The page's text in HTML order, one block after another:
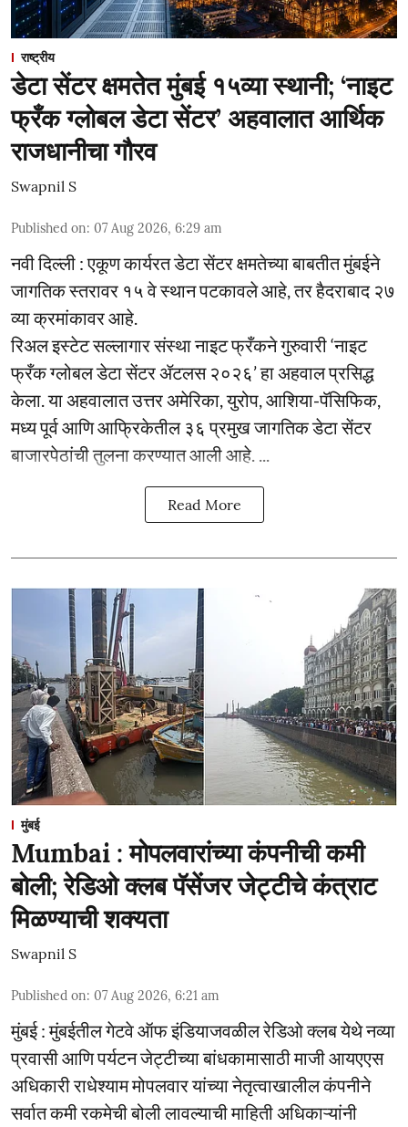
राष्ट्रीय
डेटा सेंटर क्षमतेत मुंबई १५व्या स्थानी; ‘नाइट
फ्रँक ग्लोबल डेटा सेंटर’ अहवालात आर्थिक
राजधानीचा गौरव
Swapnil S
Published on: 07 Aug 2026, 6:29 am
नवी दिल्ली : एकूण कार्यरत डेटा सेंटर क्षमतेच्या बाबतीत मुंबईने
जागतिक स्तरावर १५ वे स्थान पटकावले आहे, तर हैदराबाद २७
व्या क्रमांकावर आहे.
रिअल इस्टेट सल्लागार संस्था नाइट फ्रँकने गुरुवारी ‘नाइट
फ्रँक ग्लोबल डेटा सेंटर ॲटलस २०२६’ हा अहवाल प्रसिद्ध
केला. या अहवालात उत्तर अमेरिका, युरोप, आशिया-पॅसिफिक,
मध्य पूर्व आणि आफ्रिकेतील ३६ प्रमुख जागतिक डेटा सेंटर
बाजारपेठांची तुलना करण्यात आली आहे. ...
Read More
मुंबई
Mumbai : मोपलवारांच्या कंपनीची कमी
बोली; रेडिओ क्लब पॅसेंजर जेट्टीचे कंत्राट
मिळण्याची शक्यता
Swapnil S
Published on: 07 Aug 2026, 6:21 am
मुंबई : मुंबईतील गेटवे ऑफ इंडियाजवळील रेडिओ क्लब येथे नव्या
प्रवासी आणि पर्यटन जेट्टीच्या बांधकामासाठी माजी आयएएस
अधिकारी राधेश्याम मोपलवार यांच्या नेतृत्वाखालील कंपनीने
सर्वात कमी रकमेची बोली लावल्याची माहिती अधिकाऱ्यांनी